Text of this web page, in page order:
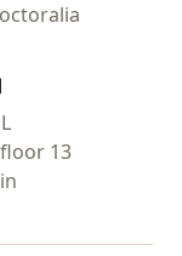
de inicio
floor 13